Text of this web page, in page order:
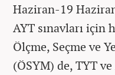
Haziran-19
AYT sınavları için
Ölçme, Seçme ve
(ÖSYM) de, TYT